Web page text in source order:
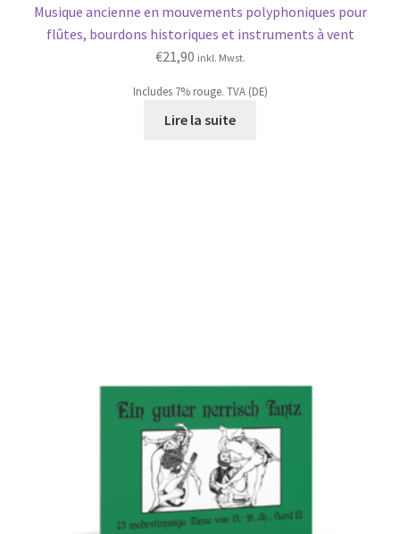
Musique ancienne en mouvements polyphoniques pour
flûtes, bourdons historiques et instruments à vent
€21,90 inkl. Mwst.
Includes 7% rouge. TVA (DE)
Lire la suite